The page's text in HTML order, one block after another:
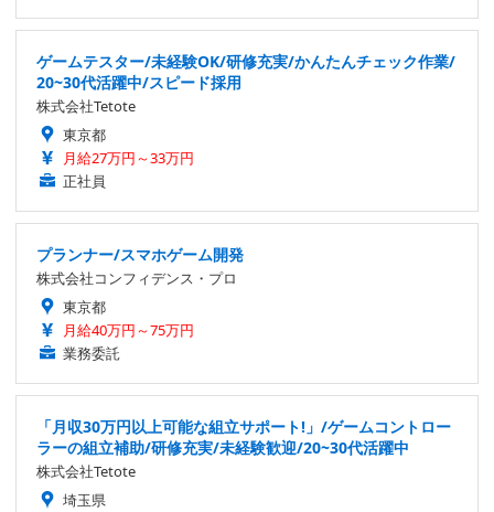
ゲームテスター/未経験OK/研修充実/かんたんチェック作業/
20~30代活躍中/スピード採用
株式会社Tetote
東京都
月給27万円～33万円
正社員
プランナー/スマホゲーム開発
株式会社コンフィデンス・プロ
東京都
月給40万円～75万円
業務委託
「月収30万円以上可能な組立サポート!」/ゲームコントロー
ラーの組立補助/研修充実/未経験歓迎/20~30代活躍中
株式会社Tetote
埼玉県